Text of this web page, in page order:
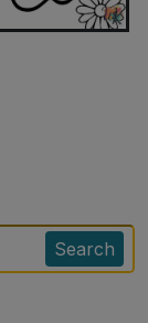
Search